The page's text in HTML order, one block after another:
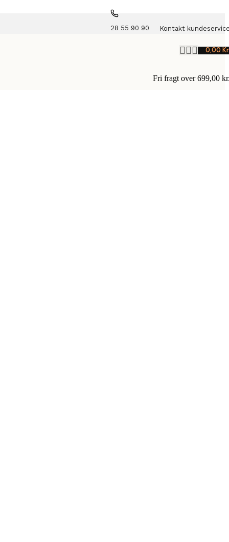
28 55 90 90 Kontakt
0,00
Fri fragt over 699,00